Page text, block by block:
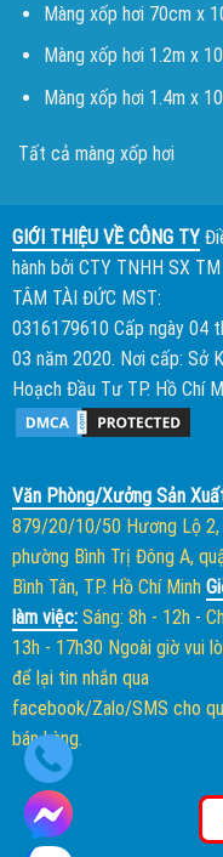
Màng xốp hơi 70cm x
Màng xốp hơi 1.2m x
Màng xốp hơi 1.4m x
Tất cả màng xốp hơi
GIỚI THIỆU VỀ CÔNG TY
hành bởi CTY TNHH SX
TÂM TÀI ĐỨC MST:
0316179610 Cấp ngày 04
03 năm 2020. Nơi cấp: Sở
Hoạch Đầu Tư TP. Hồ Chí
Văn Phòng/Xưởng Sản
879/20/10/50 Hương Lộ 2,
phường Bình Trị Đông A,
Bình Tân, TP. Hồ Chí Minh
làm việc: Sáng: 8h - 12h-
13h - 17h30 Ngoài giờ vui
để lại tin nhắn qua
facebook/Zalo/SMS cho
bán hàng.